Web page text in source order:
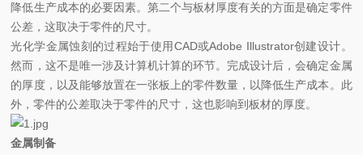
降低生产成本的必要因素。第二个与板材厚度有关的方面是确定零件
公差，这取决于零件的尺寸。
光化学金属蚀刻的过程始于使用CAD或Adobe Illustrator创建设计。
然而，这不是唯一涉及计算机计算的环节。完成设计后，会确定金属
的厚度，以及能够放置在一张板上的零件数量，以降低生产成本。此
外，零件的公差取决于零件的尺寸，这也影响到板材的厚度。
金属制备